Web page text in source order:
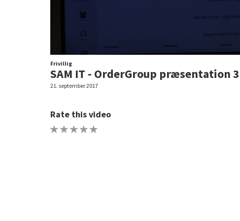
Frivillig
SAM IT - OrderGroup præsentation 3
21. september 2017
Rate this video